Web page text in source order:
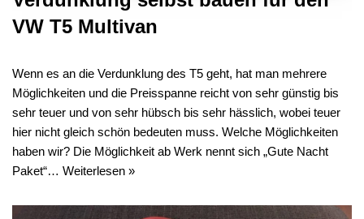
VW T5 Multivan
Wenn es an die Verdunklung des T5 geht, hat man mehrere
Möglichkeiten und die Preisspanne reicht von sehr günstig bis
sehr teuer und von sehr hübsch bis sehr hässlich, wobei teuer
hier nicht gleich schön bedeuten muss. Welche Möglichkeiten
haben wir? Die Möglichkeit ab Werk nennt sich „Gute Nacht
Paket“… Weiterlesen »